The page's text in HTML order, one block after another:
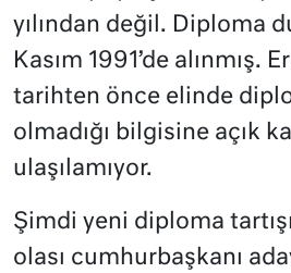
yılından değil. Diploma
Kasım 1991’de alınmış.
tarihten önce elinde
olmadığı bilgisine açık
ulaşılamıyor.
Şimdi yeni diploma
olası cumhurbaşkanı